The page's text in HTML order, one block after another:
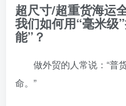
超尺寸/超重货海运
我们如何用“毫米级
能”？
做外贸的人常说：“普
命。”